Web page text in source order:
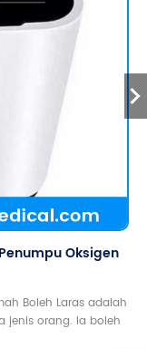
Oksigen
Boleh Laras adalah
jenis orang. Ia boleh